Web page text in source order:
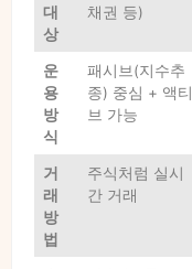
대
상
채권 등)
운
용
방
식
패시브(지수추
종) 중심 + 액티
브 가능
거
래
방
법
주식처럼 실시
간 거래